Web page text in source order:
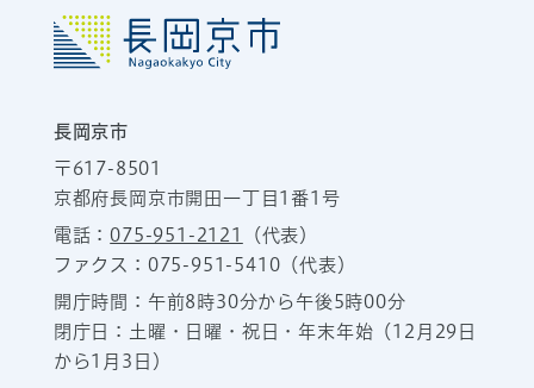
長岡京市
〒617-8501
京都府長岡京市開田一丁目1番1号
電話：075-951-2121
（代表）
ファクス：075-951-5410（代表）
開庁時間：午前8時30分から午後5時00分
閉庁日：土曜・日曜・祝日・年末年始（12月29日
から1月3日）